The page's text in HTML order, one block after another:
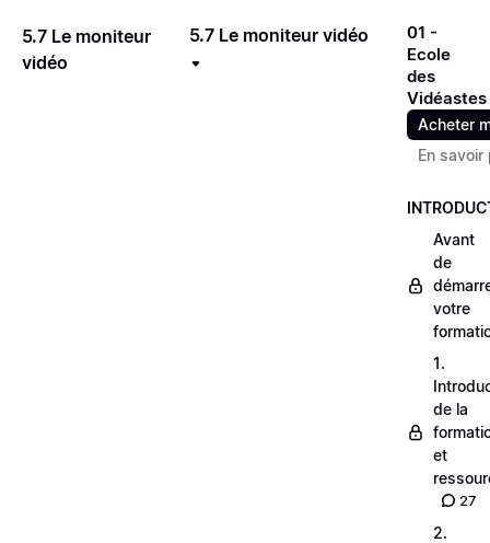
5.7 Le moniteur
vidéo
5.7 Le moniteur vidéo
01 -
Ecole
des
Vidéastes
Acheter
En savoir
Avant
de
votre
1.
de la
et
27
2.